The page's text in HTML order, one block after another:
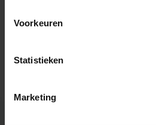
Voorkeuren
Statistieken
Marketing